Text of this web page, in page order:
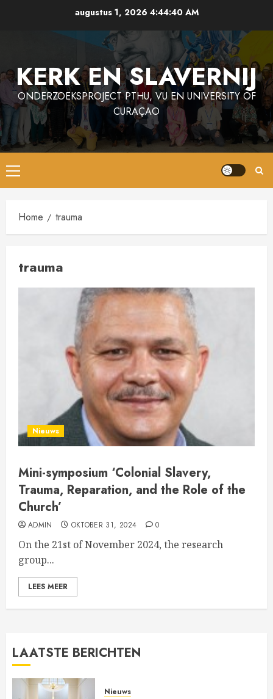
augustus 1, 2026 4:44:40 AM
KERK EN SLAVERNIJ
ONDERZOEKSPROJECT PTHU, VU EN UNIVERSITY OF
CURAÇAO
Primair
menu
Home trauma
trauma
Nieuws
Mini-symposium ‘Colonial Slavery,
Trauma, Reparation, and the Role of the
Church’
ADMIN OKTOBER 31, 2024 0
On the 21st of November 2024, the research
group...
LEES MEER
LAATSTE BERICHTEN
Nieuws